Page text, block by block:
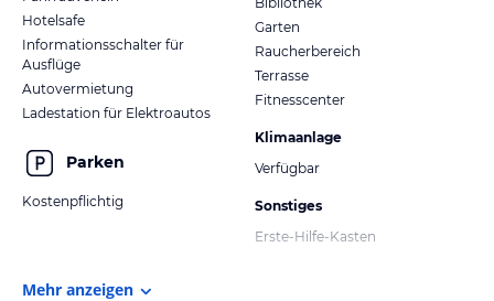
Hotelsafe
Informationsschalter für
Ausflüge
Autovermietung
Ladestation für Elektroautos
Parken
Kostenpflichtig
Garten
Raucherbereich
Terrasse
Fitnesscenter
Klimaanlage
Verfügbar
Sonstiges
Erste-Hilfe-Kasten
Mehr anzeigen